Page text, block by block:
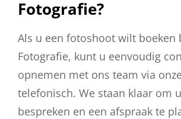
Fotografie?
Als u een fotoshoot wilt boeken
Fotografie, kunt u eenvoudig
opnemen met ons team via
telefonisch. We staan klaar om
bespreken en een afspraak te